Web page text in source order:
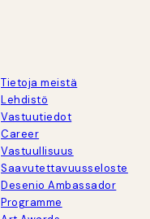
Tietoja meistä
Lehdistö
Vastuutiedot
Career
Vastuullisuus
Saavutettavuusseloste
Desenio Ambassador
Programme